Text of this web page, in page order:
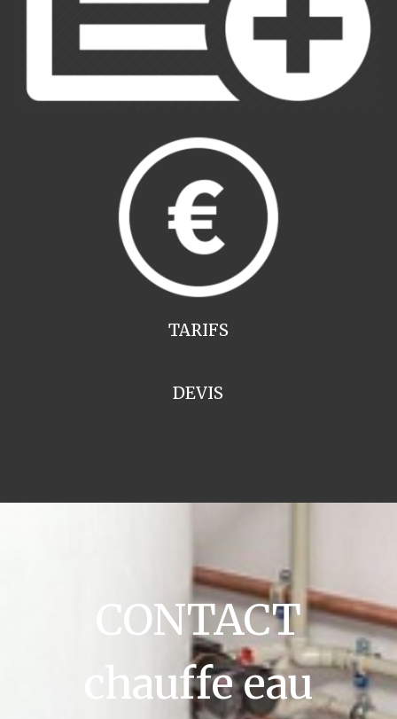
TARIFS
DEVIS
CONTACT
chauffe eau